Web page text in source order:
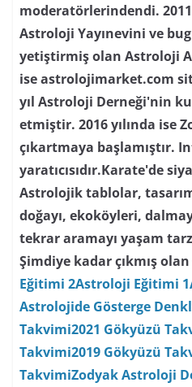
moderatörlerindendi. 2011
Astroloji Yayınevini ve
yetiştirmiş olan Astroloji
ise astrolojimarket.com
yıl Astroloji Derneği'nin
etmiştir. 2016 yılında ise
çıkartmaya başlamıştır.
yaratıcısıdır.Karate'de
Astrolojik tablolar,
doğayı, ekoköyleri,
tekrar aramayı yaşam
Şimdiye kadar çıkmış olan
Eğitimi 2Astroloji Eğitimi 1
Astrolojide Gösterge
Takvimi2021 Gökyüzü
Takvimi2019 Gökyüzü
TakvimiZodyak Astroloji